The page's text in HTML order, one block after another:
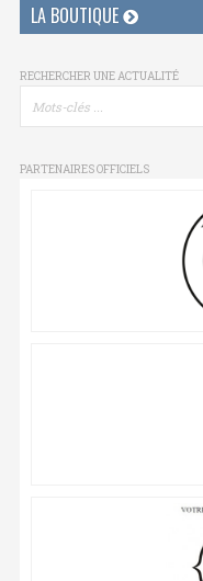
LA BOUTIQUE
RECHERCHER UNE ACTUALITÉ
PARTENAIRES OFFICIELS